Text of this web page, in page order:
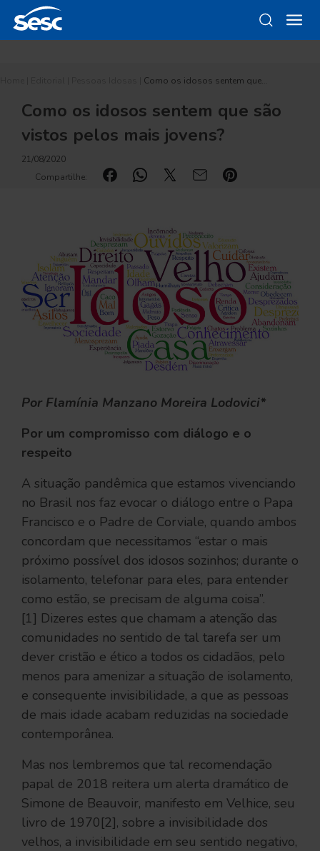
Como os idosos sentem que…
Como os idosos sentem que são
vistos pelos mais jovens?
21/08/2020
Compartilhe:
Por Flamínia Manzano Moreira Lodovici*
Por um compromisso com diálogo e o
respeito
A situação pandêmica que estamos vivenciando
no Brasil nos faz evocar o diálogo entre o Papa
Francisco e o Padre de Corviale, quando ambos
concordam que necessitamos “estar o mais
próximo possível dos idosos sozinhos; durante o
isolamento, telefonar para eles, para entender
como estão, se precisam de alguma coisa”.
[1] Dizeres estes que chamam a atenção das
comunidades no sentido de tal tarefa ser um
dever cristão e ético a todos os cidadãos, pelo
menos para amenizar a situação de isolamento,
e consequente invisibilidade, a que as pessoas
de mais idade acabam reduzidas na sociedade
contemporânea.
Mas nos lembremos que tal recomendação
papal de 2018 reitera um alerta dramático de
Simone de Beauvoir, manifesto em Velhice, seu
livro de 1970[2], sobre a invisibilidade dos
velhos, a invisibilidade em seu sentido negativo,